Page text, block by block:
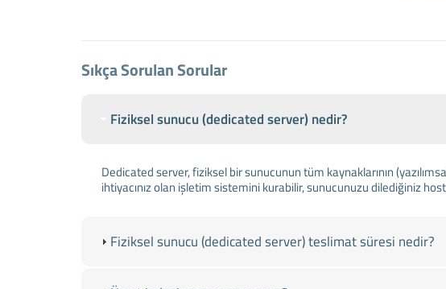
Sıkça Sorulan Sorular
Fiziksel sunucu (dedicated server) nedir?
Dedicated server, fiziksel bir sunucunun tüm kaynaklarının
ihtiyacınız olan işletim sistemini kurabilir, sunucunuzu dilediğiniz
Fiziksel sunucu (dedicated server) teslimat süresi nedir?